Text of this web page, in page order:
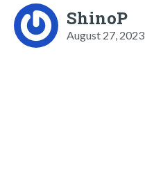
ShinoP
August 27, 2023